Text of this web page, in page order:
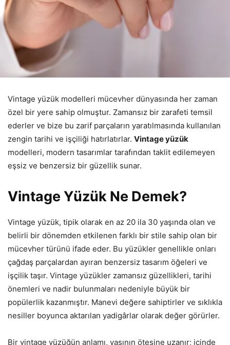
Vintage yüzük modelleri mücevher dünyasında her zaman
özel bir yere sahip olmuştur. Zamansız bir zarafeti temsil
ederler ve bize bu zarif parçaların yaratılmasında kullanılan
zengin tarihi ve işçiliği hatırlatırlar. Vintage yüzük
modelleri, modern tasarımlar tarafından taklit edilemeyen
eşsiz ve benzersiz bir güzellik sunar.
Vintage Yüzük Ne Demek?
Vintage yüzük, tipik olarak en az 20 ila 30 yaşında olan ve
belirli bir dönemden etkilenen farklı bir stile sahip olan bir
mücevher türünü ifade eder. Bu yüzükler genellikle onları
çağdaş parçalardan ayıran benzersiz tasarım öğeleri ve
işçilik taşır. Vintage yüzükler zamansız güzellikleri, tarihi
önemleri ve nadir bulunmaları nedeniyle büyük bir
popülerlik kazanmıştır. Manevi değere sahiptirler ve sıklıkla
nesiller boyunca aktarılan yadigârlar olarak değer görürler.
Bir vintage yüzüğün anlamı, yaşının ötesine uzanır; içinde